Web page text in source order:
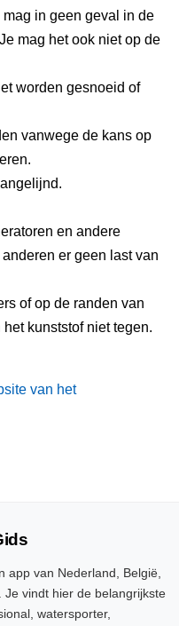
in geen geval in de
mag het ook niet op de
worden gesnoeid of
vanwege de kans op
en andere
er geen last van
of op de randen van
kunststof niet tegen.
van het
app van Nederland, België,
vindt hier de belangrijkste
watersporter,